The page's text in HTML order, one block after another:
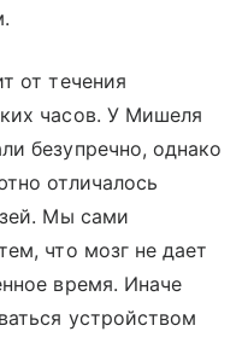
от течения
часов. У Мишеля
безупречно, однако
отличалось
Мы сами
что мозг не дает
время. Иначе
устройством